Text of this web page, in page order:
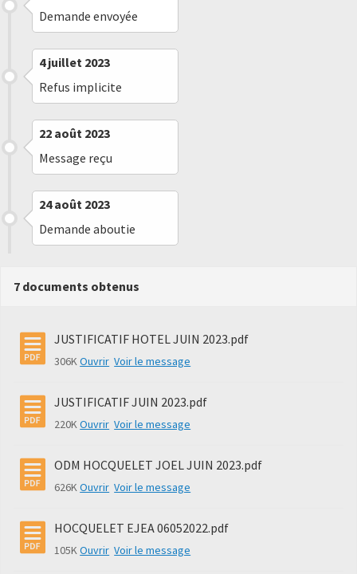
Demande envoyée
4 juillet 2023
Refus implicite
22 août 2023
Message reçu
24 août 2023
Demande aboutie
7 documents obtenus
JUSTIFICATIF HOTEL JUIN 2023.pdf
306KOuvrir Voir le message
JUSTIFICATIF JUIN 2023.pdf
220KOuvrir Voir le message
ODM HOCQUELET JOEL JUIN 2023.pdf
626KOuvrir Voir le message
HOCQUELET EJEA 06052022.pdf
105KOuvrir Voir le message